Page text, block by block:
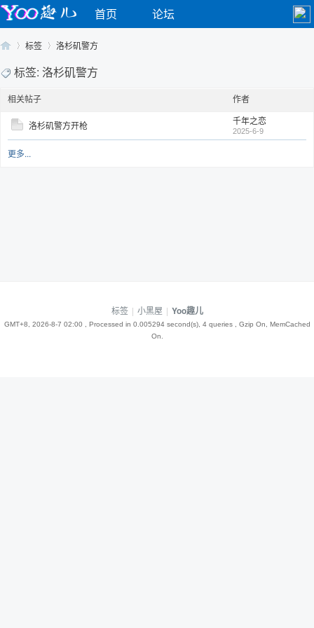
首页 论坛
Yo›
标签 洛杉矶警方
标签: 洛杉矶警方
相关帖子 作者
洛杉矶警方开枪 千年之恋
2025-6-9
更多...
标签 | 小黑屋 | Yoo趣儿
GMT+8, 2026-8-7 02:00 , Processed in 0.005294 second(s), 4 queries , Gzip On, MemCached
On.